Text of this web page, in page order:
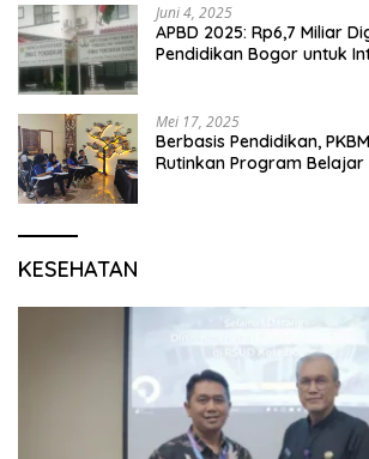
Juni 4, 2025
APBD 2025: Rp6,7 Miliar
Pendidikan Bogor untuk
Mei 17, 2025
Berbasis Pendidikan,
Rutinkan Program
KESEHATAN